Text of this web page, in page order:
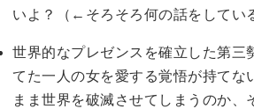
いよ？（←そろそろ何の話をしてい
世界的なプレゼンスを確立した第三
てた一人の女を愛する覚悟が持て
まま世界を破滅させてしまうのか